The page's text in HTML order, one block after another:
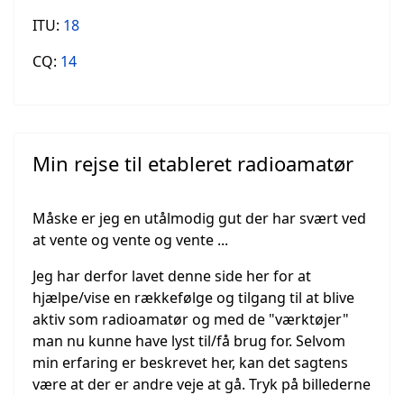
ITU: 18
CQ: 14
Min rejse til etableret radioamatør
Måske er jeg en utålmodig gut der har svært ved
at vente og vente og vente ...
Jeg har derfor lavet denne side her for at
hjælpe/vise en rækkefølge og tilgang til at blive
aktiv som radioamatør og med de "værktøjer"
man nu kunne have lyst til/få brug for. Selvom
min erfaring er beskrevet her, kan det sagtens
være at der er andre veje at gå. Tryk på billederne